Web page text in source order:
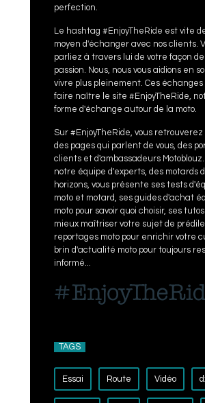
perfection.
Le hashtag #EnjoyTheRide est vite
moyen d'échanger avec nos clients.
parliez à travers lui de votre façon
passion. Nous, nous vous aidions en
vivre plus pleinement. Ces échanges
faire naître le site #EnjoyTheRide,
forme d'échange autour de la moto.
Sur #EnjoyTheRide, vous retrouverez
des pages qui parlent de vous, des
clients et d'ambassadeurs
notre équipe d'experts, des motards
horizons, vous présente ses tests
moto et motard, ses guides d'achat
moto pour savoir quoi choisir, ses
mieux maîtriser votre sujet de
reportages moto pour enrichir votre
brin d'actualité moto pour toujours
informé...
TAGS
Essai Route Vidéo